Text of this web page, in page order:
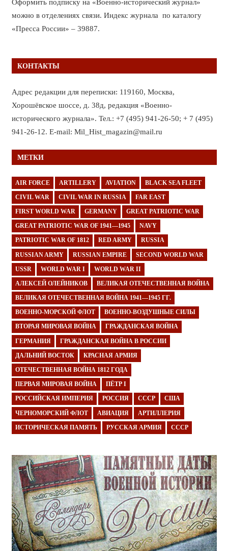
Оформить подписку на «Военно-исторический журнал»
можно в отделениях связи. Индекс журнала по каталогу
«Пресса России» – 39887.
КОНТАКТЫ
Адрес редакции для переписки: 119160, Москва,
Хорошёвское шоссе, д. 38д, редакция «Военно-
исторического журнала». Тел.: +7 (495) 941-26-50; + 7 (495)
941-26-12. E-mail: Mil_Hist_magazin@mail.ru
МЕТКИ
AIR FORCE ARTILLERY AVIATION BLACK SEA FLEET
CIVIL WAR CIVIL WAR IN RUSSIA FAR EAST
FIRST WORLD WAR GERMANY GREAT PATRIOTIC WAR
GREAT PATRIOTIC WAR OF 1941—1945 NAVY
PATRIOTIC WAR OF 1812 RED ARMY RUSSIA
RUSSIAN ARMY RUSSIAN EMPIRE SECOND WORLD WAR
USSR WORLD WAR I WORLD WAR II
АЛЕКСЕЙ ОЛЕЙНИКОВ ВЕЛИКАЯ ОТЕЧЕСТВЕННАЯ ВОЙНА
ВЕЛИКАЯ ОТЕЧЕСТВЕННАЯ ВОЙНА 1941—1945 ГГ.
ВОЕННО-МОРСКОЙ ФЛОТ ВОЕННО-ВОЗДУШНЫЕ СИЛЫ
ВТОРАЯ МИРОВАЯ ВОЙНА ГРАЖДАНСКАЯ ВОЙНА
ГЕРМАНИЯ ГРАЖДАНСКАЯ ВОЙНА В РОССИИ
ДАЛЬНИЙ ВОСТОК КРАСНАЯ АРМИЯ
ОТЕЧЕСТВЕННАЯ ВОЙНА 1812 ГОДА
ПЕРВАЯ МИРОВАЯ ВОЙНА ПЁТР I
РОССИЙСКАЯ ИМПЕРИЯ РОССИЯ СССР США
ЧЕРНОМОРСКИЙ ФЛОТ АВИАЦИЯ АРТИЛЛЕРИЯ
ИСТОРИЧЕСКАЯ ПАМЯТЬ РУССКАЯ АРМИЯ СССР